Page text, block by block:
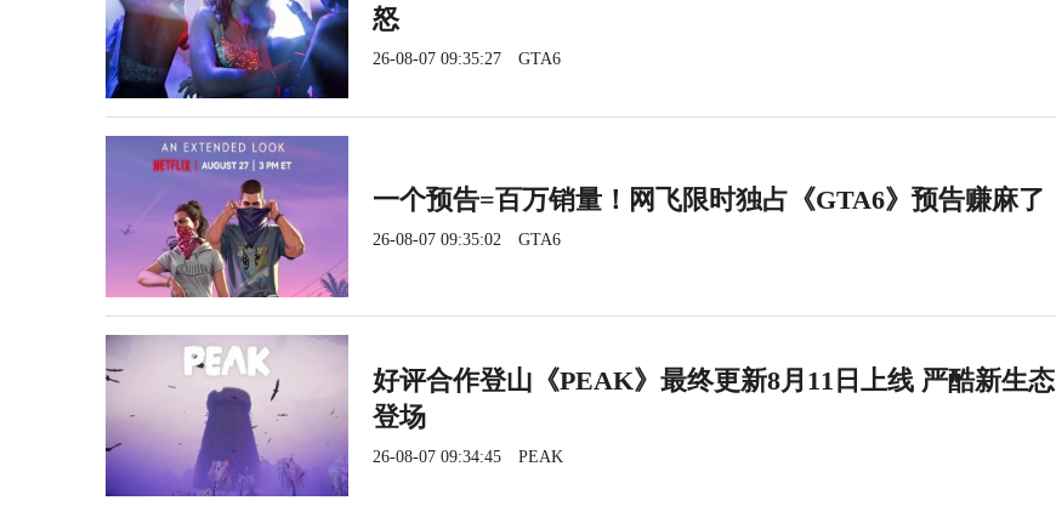
怒
26-08-07 09:35:27 GTA6
一个预告=百万销量！网飞限时独占《GTA6》预告赚麻了
26-08-07 09:35:02 GTA6
好评合作登山《PEAK》最终更新8月11日上线 严酷新生态
登场
26-08-07 09:34:45 PEAK